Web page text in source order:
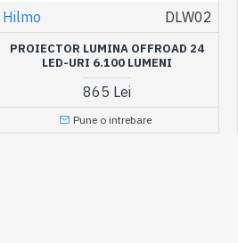
Hilmo DLW02
PROIECTOR LUMINA OFFROAD 24
LED-URI 6.100 LUMENI
865 Lei
Pune o intrebare